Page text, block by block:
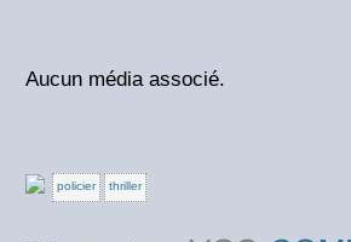
Aucun média associé.
policier thriller